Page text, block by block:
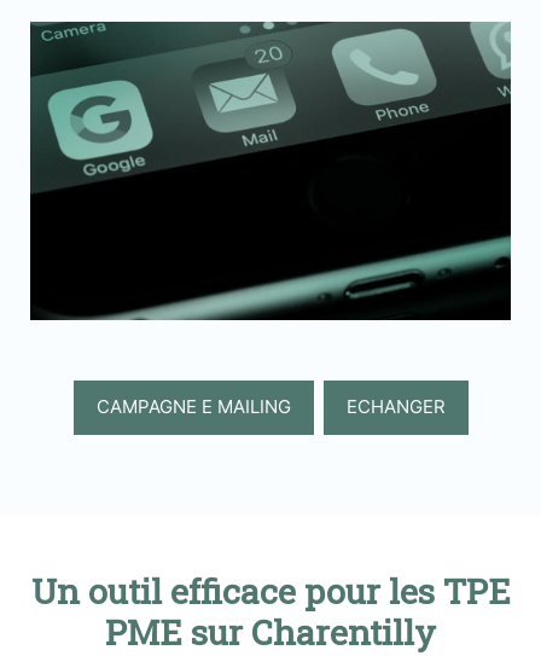
CAMPAGNE E MAILING ECHANGER
Un outil efficace pour les TPE
PME sur Charentilly